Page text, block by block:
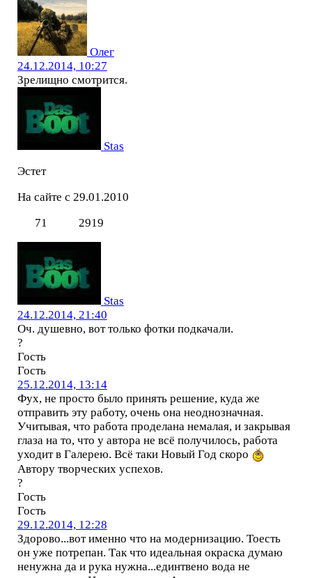
Олег
24.12.2014, 10:27
Зрелищно смотрится.
Stas
Эстет
На сайте с 29.01.2010
71
2919
Stas
24.12.2014, 21:40
Оч. душевно, вот только фотки подкачали.
?
Гость
Гость
25.12.2014, 13:14
Фух, не просто было принять решение, куда же
отправить эту работу, очень она неоднозначная.
Учитывая, что работа проделана немалая, и закрывая
глаза на то, что у автора не всё получилось, работа
уходит в Галерею. Всё таки Новый Год скоро
Автору творческих успехов.
?
Гость
Гость
29.12.2014, 12:28
Здорово...вот именно что на модернизацию. Тоесть
он уже потрепан. Так что идеальная окраска думаю
ненужна да и рука нужна...единтвено вода не